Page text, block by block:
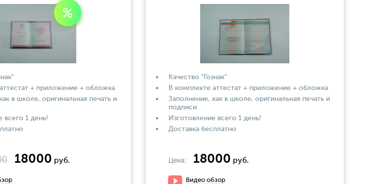
+ приложение + обложка
в школе, оригинальная печать и
всего 1 день!
18000 руб.
Качество "Гознак"
В комплекте аттестат + приложение + обложка
Заполнение, как в школе, оригинальная печать и
подписи
Изготовление всего 1 день!
Доставка бесплатно
Цена: 18000 руб.
Видео обзор